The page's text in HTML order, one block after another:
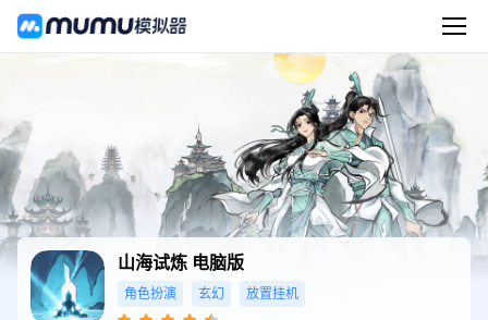
山海试炼 电脑版
角色扮演 玄幻 放置挂机